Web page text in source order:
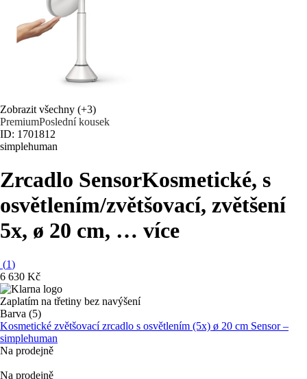
Zobrazit všechny (+3)
PremiumPoslední kousek
ID: 1701812
simplehuman
Zrcadlo SensorKosmetické, s
osvětlením/zvětšovací, zvětšení
5x, ø 20 cm, … více
(1)
6 630 Kč
Zaplatím na třetiny bez navýšení
Barva (5)
Kosmetické zvětšovací zrcadlo s osvětlením (5x) ø 20 cm Sensor –
simplehuman
Na prodejně
Na prodejně